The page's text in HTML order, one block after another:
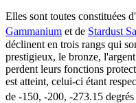
Elles sont toutes constituées
Gammanium et de Stardust
déclinent en trois rangs qui
prestigieux, le bronze,
perdent leurs fonctions
est atteint, celui-ci étant
de -150, -200, -273.15 degrés